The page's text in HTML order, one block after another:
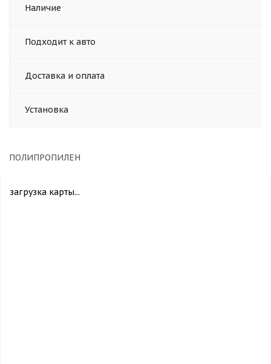
Наличие
Подходит к авто
Доставка и оплата
Установка
ПОЛИПРОПИЛЕН
загрузка карты...